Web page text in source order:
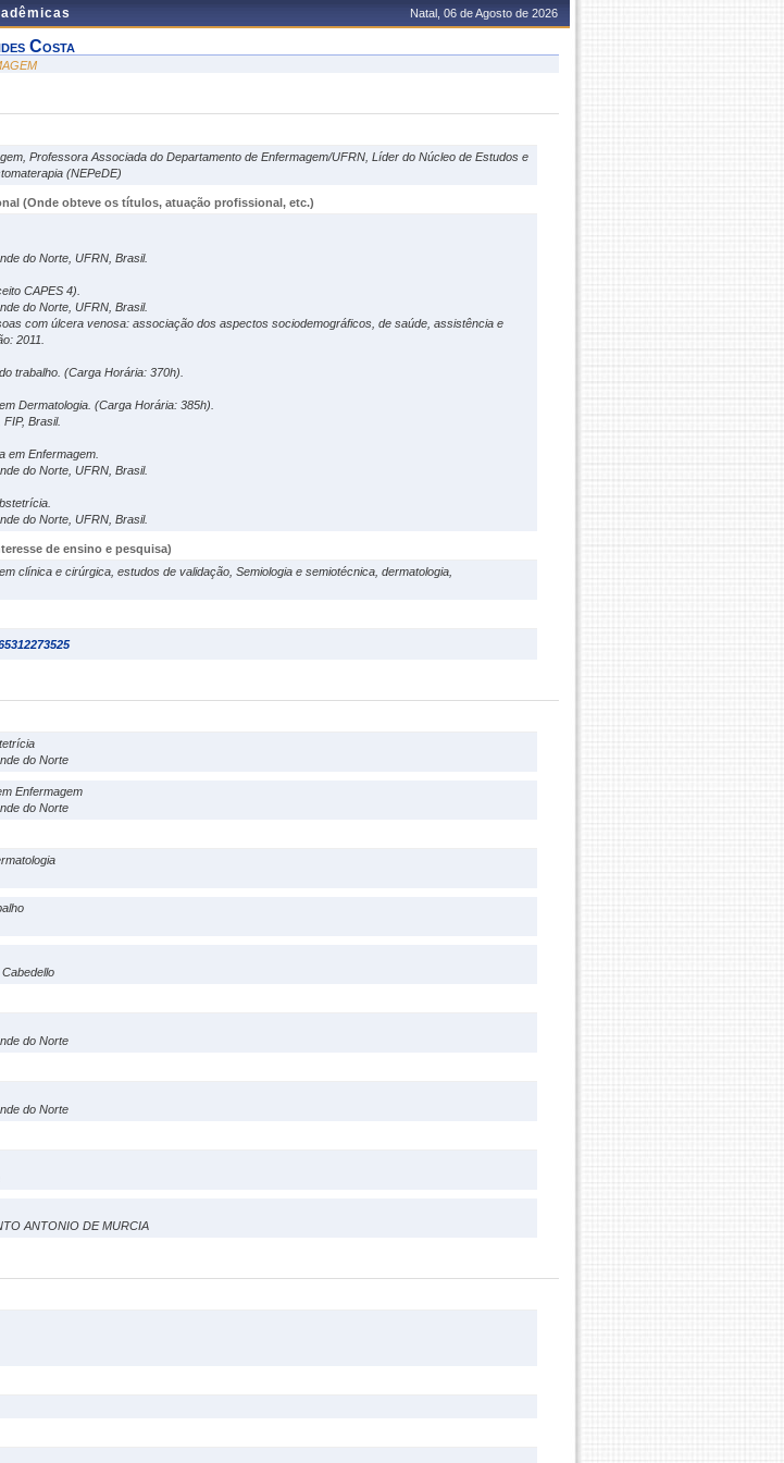
Natal, 06 de Agosto de 2026
Costa
Professora Associada do Departamento de Enfermagem/UFRN, Líder do Núcleo de Estudos e
(NEPeDE)
(Onde obteve os títulos, atuação profissional, etc.)
do Norte, UFRN, Brasil.
CAPES 4).
do Norte, UFRN, Brasil.
com úlcera venosa: associação dos aspectos sociodemográficos, de saúde, assistência e
2011.
trabalho. (Carga Horária: 370h).
Dermatologia. (Carga Horária: 385h).
Brasil.
em Enfermagem.
do Norte, UFRN, Brasil.
do Norte, UFRN, Brasil.
de ensino e pesquisa)
clínica e cirúrgica, estudos de validação, Semiologia e semiotécnica, dermatologia,
do Norte
Enfermagem
do Norte
do Norte
do Norte
ANTONIO DE MURCIA